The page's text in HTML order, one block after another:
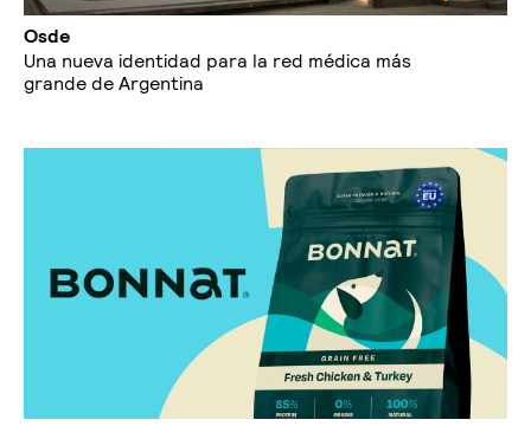
Osde
Una nueva identidad para la red médica más
grande de Argentina